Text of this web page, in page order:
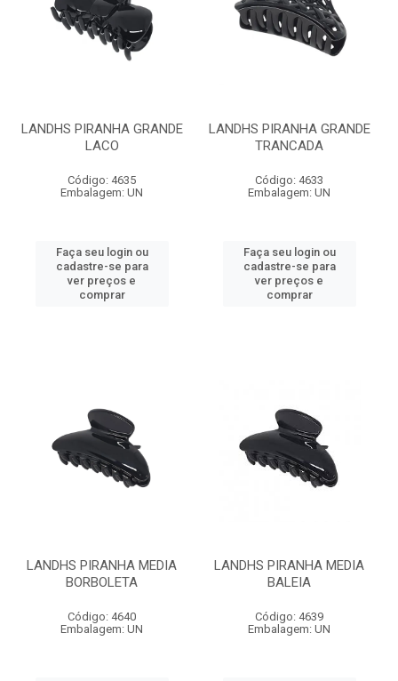
LANDHS PIRANHA GRANDE
LACO
Código: 4635
Embalagem: UN
Faça seu login ou
cadastre-se para
ver preços e
comprar
LANDHS PIRANHA GRANDE
TRANCADA
Código: 4633
Embalagem: UN
Faça seu login ou
cadastre-se para
ver preços e
comprar
LANDHS PIRANHA MEDIA
BORBOLETA
Código: 4640
Embalagem: UN
LANDHS PIRANHA MEDIA
BALEIA
Código: 4639
Embalagem: UN